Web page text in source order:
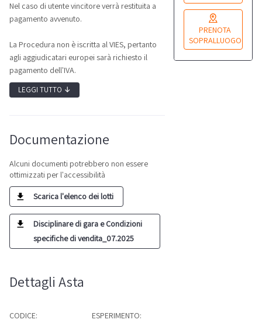
PRENOTA
SOPRALLUOGO
Nel caso di utente vincitore verrà restituita a
pagamento avvenuto.
La Procedura non è iscritta al VIES, pertanto
agli aggiudicatari europei sarà richiesto il
pagamento dell'IVA.
LEGGI TUTTO ↓
Documentazione
Alcuni documenti potrebbero non essere
ottimizzati per l'accessibilità
Scarica l'elenco dei lotti
Disciplinare di gara e Condizioni
specifiche di vendita_07.2025
Dettagli Asta
CODICE: ESPERIMENTO: